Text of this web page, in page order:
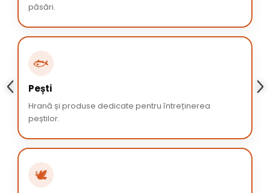
păsări.
🐟
Pești
Hrană și produse dedicate pentru întreținerea
peștilor.
🕊️